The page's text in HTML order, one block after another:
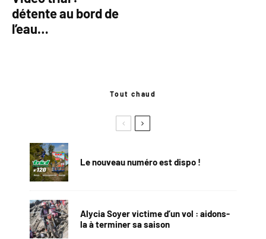
détente au bord de
l’eau…
Tout chaud
Le nouveau numéro est dispo !
Alycia Soyer victime d’un vol : aidons-
la à terminer sa saison